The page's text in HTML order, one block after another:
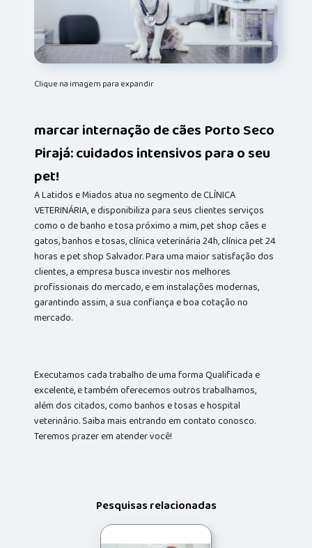
Clique na imagem para expandir
marcar internação de cães Porto Seco
Pirajá: cuidados intensivos para o seu
pet!
A Latidos e Miados atua no segmento de CLÍNICA
VETERINÁRIA, e disponibiliza para seus clientes serviços
como o de banho e tosa próximo a mim, pet shop cães e
gatos, banhos e tosas, clínica veterinária 24h, clínica pet 24
horas e pet shop Salvador. Para uma maior satisfação dos
clientes, a empresa busca investir nos melhores
profissionais do mercado, e em instalações modernas,
garantindo assim, a sua confiança e boa cotação no
mercado.
Executamos cada trabalho de uma forma Qualificada e
excelente, e também oferecemos outros trabalhamos,
além dos citados, como banhos e tosas e hospital
veterinário. Saiba mais entrando em contato conosco.
Teremos prazer em atender você!
Pesquisas relacionadas